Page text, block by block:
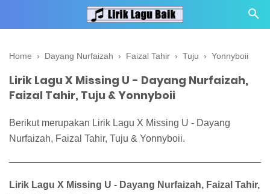
Home › Dayang Nurfaizah › Faizal Tahir › Tuju › Yonnyboii
Lirik Lagu X Missing U - Dayang Nurfaizah,
Faizal Tahir, Tuju & Yonnyboii
Berikut merupakan Lirik Lagu X Missing U - Dayang
Nurfaizah, Faizal Tahir, Tuju & Yonnyboii.
Lirik Lagu X Missing U - Dayang Nurfaizah, Faizal Tahir,